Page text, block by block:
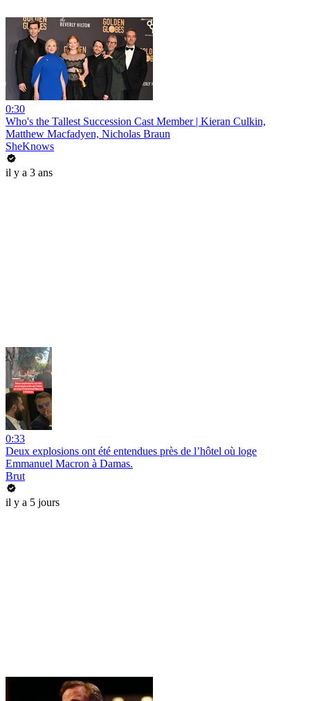
0:30
Who's the Tallest Succession Cast Member | Kieran Culkin,
Matthew Macfadyen, Nicholas Braun
SheKnows
il y a 3 ans
0:33
Deux explosions ont été entendues près de l’hôtel où loge
Emmanuel Macron à Damas.
Brut
il y a 5 jours